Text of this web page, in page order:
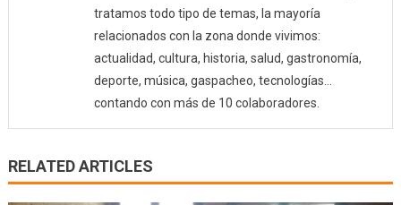
tratamos todo tipo de temas, la mayoría
relacionados con la zona donde vivimos:
actualidad, cultura, historia, salud, gastronomía,
deporte, música, gaspacheo, tecnologías…
contando con más de 10 colaboradores.
RELATED ARTICLES